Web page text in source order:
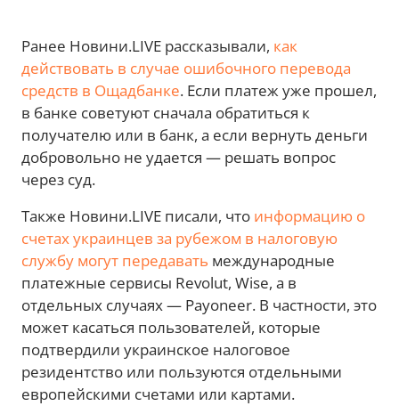
Ранее Новини.LIVE рассказывали, как
действовать в случае ошибочного перевода
средств в Ощадбанке. Если платеж уже прошел,
в банке советуют сначала обратиться к
получателю или в банк, а если вернуть деньги
добровольно не удается — решать вопрос
через суд.
Также Новини.LIVE писали, что информацию о
счетах украинцев за рубежом в налоговую
службу могут передавать международные
платежные сервисы Revolut, Wise, а в
отдельных случаях — Payoneer. В частности, это
может касаться пользователей, которые
подтвердили украинское налоговое
резидентство или пользуются отдельными
европейскими счетами или картами.